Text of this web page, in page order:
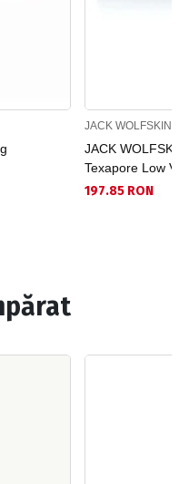
JACK WOLFSKIN
JACK
Texapore Low
197.85 RON